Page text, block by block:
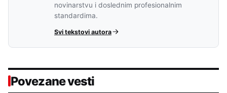
novinarstvu i doslednim profesionalnim
standardima.
Svi tekstovi autora
Povezane vesti